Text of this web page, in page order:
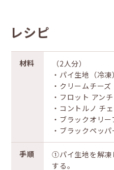
レシピ
材料
（2人分）
・パイ生地（冷
・クリームチー
・フロット アン
・コントルノ チ
・ブラックオリ
・ブラックペッ
手順
①パイ生地を解
する。